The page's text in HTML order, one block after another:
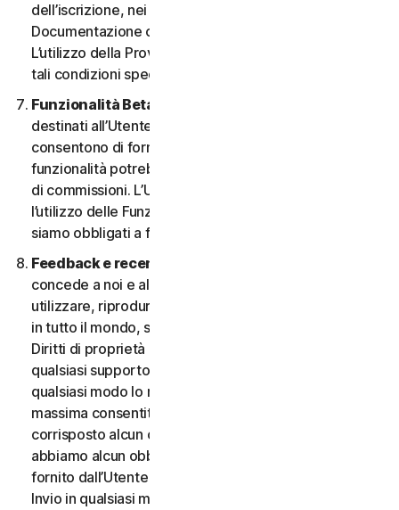
dell’iscrizione, nei materiali promozionali e/o nella
Documentazione che ne descrivono i dettagli.
L’utilizzo della Prova gratuita è soggetto al rispetto di
tali condizioni specifiche.
Funzionalità Beta.
destinati all’Utente le funzionalità Beta che
consentono di fornire feedback. L’utilizzo di tali
funzionalità potrebbe essere soggetto al pagamento
di commissioni. L’Utente comprende e accetta che
l’utilizzo delle Funzionalità Beta è volontario e non
siamo obbligati a fornire alcuna Funzionalità Beta.
Feedback e recensioni.
concede a noi e alle nostre affiliate l’autorizzazione a
utilizzare, riprodurre, copiare e tradurre il proprio Invio
in tutto il mondo, secondo i termini di protezione dei
Diritti di proprietà intellettuale, in qualsiasi forma e su
qualsiasi supporto, senza alcuna restrizione e in
qualsiasi modo lo riteniamo opportuno, nella misura
massima consentita dalla legge applicabile. Non sarà
corrisposto alcun compenso per l’uso dell’Invio. Non
abbiamo alcun obbligo di pubblicare o utilizzare l’Invio
fornito dall’Utente e possiamo rimuovere qualsiasi
Invio in qualsiasi momento, in particolare se viola i